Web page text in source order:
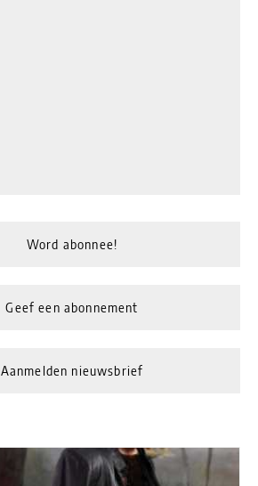
Word abonnee!
Geef een abonnement
Aanmelden nieuwsbrief